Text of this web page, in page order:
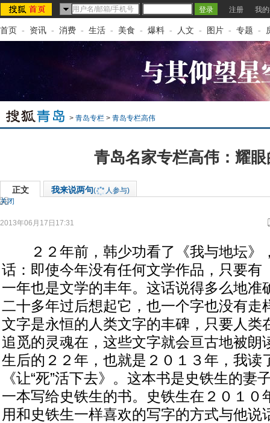
注册 我
首页 - 资讯 - 消费 - 生活 - 美食 - 爆料 - 人文 - 图片 - 专题 -
> 青岛专栏 > 青岛专栏高伟
青岛名家专栏高伟：耀
正文 我来说两句(
人参与)
关闭
2013年06月17日17:31
２２年前，韩少功看了《我与地坛》
话：即使今年没有任何文学作品，只要有
一年也是文学的丰年。这话说得多么地准
二十多年过后想起它，也一个字也没有走
文字是永恒的人类文字的丰碑，只要人类
追觅的灵魂在，这些文字就会亘古地被朗
生后的２２年，也就是２０１３年，我读
《让“死”活下去》。这本书是史铁生的妻
一本写给史铁生的书。史铁生在２０１０
用和史铁生一样喜欢的写字的方式与他说